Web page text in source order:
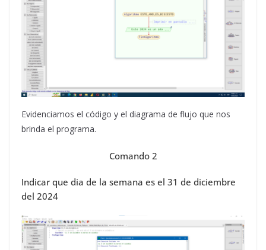
Evidenciamos el código y el diagrama de flujo que nos
brinda el programa.
Comando 2
Indicar que dia de la semana es el 31 de diciembre
del 2024